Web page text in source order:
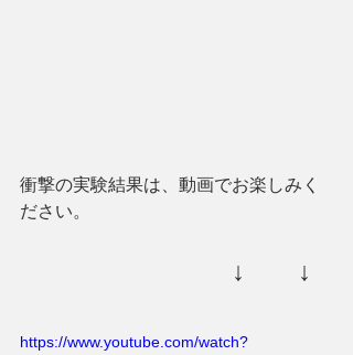
衝撃の実験結果は、動画でお楽しみく
ださい。
↓　　↓
https://www.youtube.com/watch?